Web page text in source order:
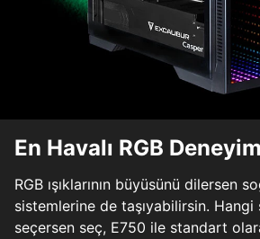
En Havalı RGB
RGB ışıklarının büyüsünü dilersen
sistemlerine de taşıyabilirsin.
seçersen seç, E750 ile standart